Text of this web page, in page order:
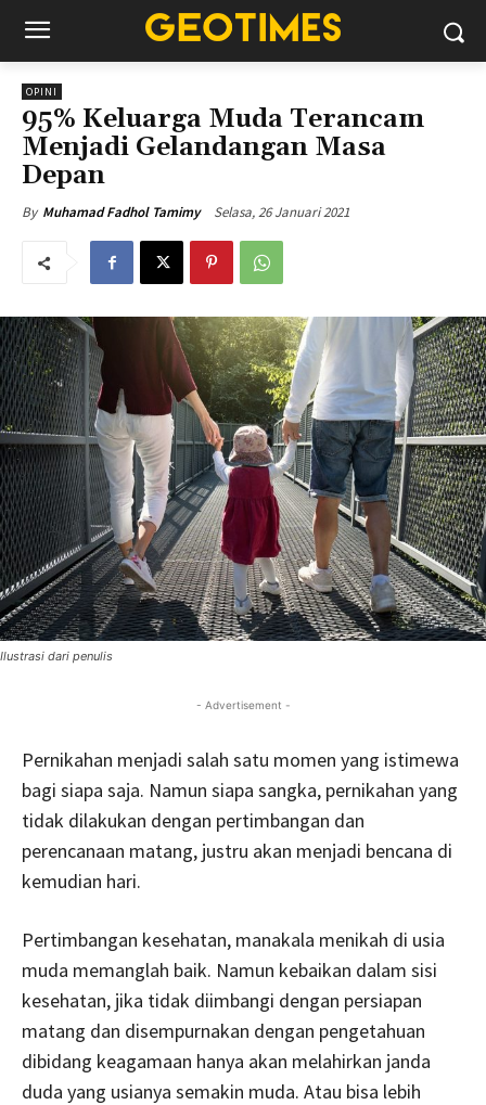
OPINI
95% Keluarga Muda Terancam
Menjadi Gelandangan Masa
Depan
By Muhamad Fadhol Tamimy Selasa, 26 Januari 2021
Ilustrasi dari penulis
- Advertisement -
Pernikahan menjadi salah satu momen yang istimewa
bagi siapa saja. Namun siapa sangka, pernikahan yang
tidak dilakukan dengan pertimbangan dan
perencanaan matang, justru akan menjadi bencana di
kemudian hari.
Pertimbangan kesehatan, manakala menikah di usia
muda memanglah baik. Namun kebaikan dalam sisi
kesehatan, jika tidak diimbangi dengan persiapan
matang dan disempurnakan dengan pengetahuan
dibidang keagamaan hanya akan melahirkan janda
duda yang usianya semakin muda. Atau bisa lebih